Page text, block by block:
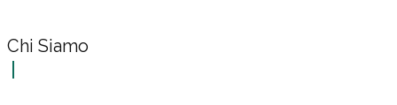
Chi Siamo